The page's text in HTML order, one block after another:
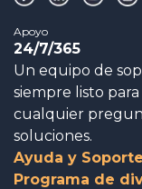
Apoyo
24/7/365
Un equipo de
siempre listo
cualquier
soluciones.
Ayuda y Soporte
Programa de